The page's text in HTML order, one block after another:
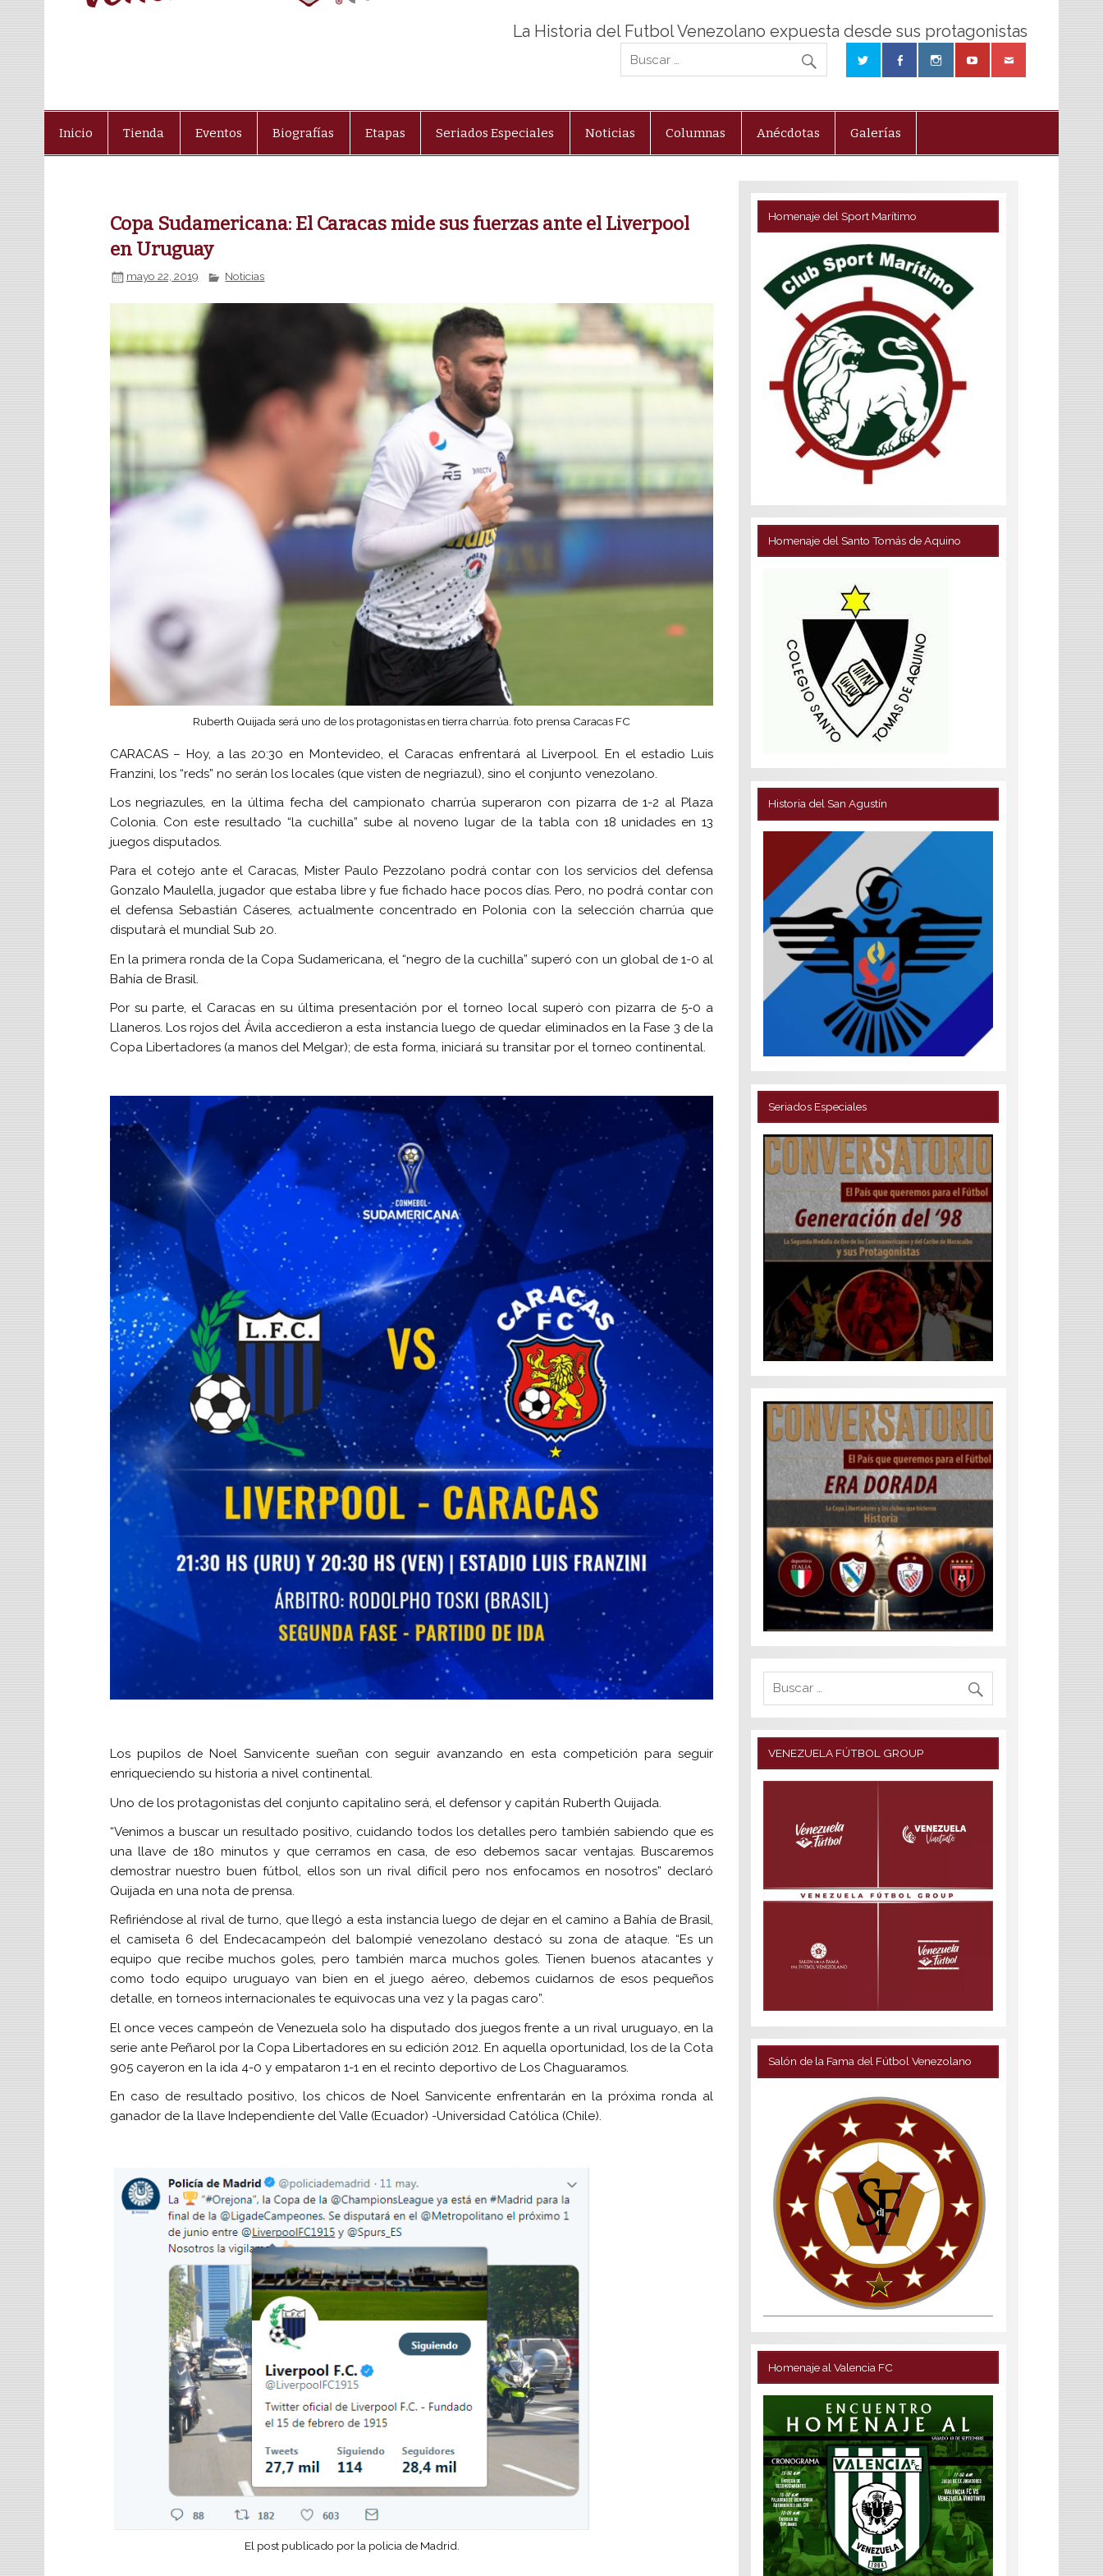
La Historia del Futbol Venezolano expuesta desde sus protagonistas
Inicio Tienda Eventos Biografías Etapas Seriados Especiales Noticias Columnas Anécdotas Galerías
Copa Sudamericana: El Caracas mide sus fuerzas ante el Liverpool
en Uruguay
mayo 22, 2019 Noticias
Ruberth Quijada será uno de los protagonistas en tierra charrúa. foto prensa Caracas FC
CARACAS – Hoy, a las 20:30 en Montevideo, el Caracas enfrentará al Liverpool. En el estadio Luis
Franzini, los “reds” no serán los locales (que visten de negriazul), sino el conjunto venezolano.
Los negriazules, en la última fecha del campionato charrúa superaron con pizarra de 1-2 al Plaza
Colonia. Con este resultado “la cuchilla” sube al noveno lugar de la tabla con 18 unidades en 13
juegos disputados.
Para el cotejo ante el Caracas, Mister Paulo Pezzolano podrá contar con los servicios del defensa
Gonzalo Maulella, jugador que estaba libre y fue fichado hace pocos días. Pero, no podrá contar con
el defensa Sebastián Cáseres, actualmente concentrado en Polonia con la selección charrúa que
disputarà el mundial Sub 20.
En la primera ronda de la Copa Sudamericana, el “negro de la cuchilla” superó con un global de 1-0 al
Bahía de Brasil.
Por su parte, el Caracas en su última presentación por el torneo local superò con pizarra de 5-0 a
Llaneros. Los rojos del Ávila accedieron a esta instancia luego de quedar eliminados en la Fase 3 de la
Copa Libertadores (a manos del Melgar); de esta forma, iniciará su transitar por el torneo continental.
Los pupilos de Noel Sanvicente sueñan con seguir avanzando en esta competición para seguir
enriqueciendo su historia a nivel continental.
Uno de los protagonistas del conjunto capitalino será, el defensor y capitán Ruberth Quijada.
“Venimos a buscar un resultado positivo, cuidando todos los detalles pero también sabiendo que es
una llave de 180 minutos y que cerramos en casa, de eso debemos sacar ventajas. Buscaremos
demostrar nuestro buen fútbol, ellos son un rival difícil pero nos enfocamos en nosotros” declaró
Quijada en una nota de prensa.
Refiriéndose al rival de turno, que llegó a esta instancia luego de dejar en el camino a Bahía de Brasil,
el camiseta 6 del Endecacampeón del balompié venezolano destacó su zona de ataque. “Es un
equipo que recibe muchos goles, pero también marca muchos goles. Tienen buenos atacantes y
como todo equipo uruguayo van bien en el juego aéreo, debemos cuidarnos de esos pequeños
detalle, en torneos internacionales te equivocas una vez y la pagas caro”.
El once veces campeón de Venezuela solo ha disputado dos juegos frente a un rival uruguayo, en la
serie ante Peñarol por la Copa Libertadores en su edición 2012. En aquella oportunidad, los de la Cota
905 cayeron en la ida 4-0 y empataron 1-1 en el recinto deportivo de Los Chaguaramos.
En caso de resultado positivo, los chicos de Noel Sanvicente enfrentarán en la próxima ronda al
ganador de la llave Independiente del Valle (Ecuador) -Universidad Católica (Chile).
El post publicado por la policia de Madrid.
Homenaje del Sport Marítimo
Homenaje del Santo Tomás de Aquino
Historia del San Agustín
Seriados Especiales
VENEZUELA FÚTBOL GROUP
Salón de la Fama del Fútbol Venezolano
Homenaje al Valencia FC